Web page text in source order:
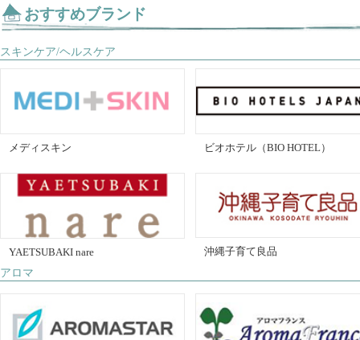
おすすめブランド
スキンケア/ヘルスケア
メディスキン ビオホテル（BIO HOTEL）
YAETSUBAKI nare
沖縄子育て良品
アロマ